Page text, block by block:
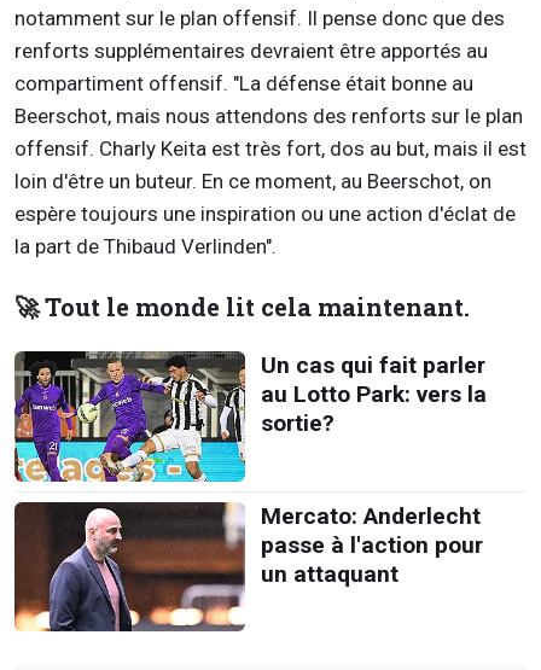
notamment sur le plan offensif. Il pense donc que des
renforts supplémentaires devraient être apportés au
compartiment offensif. "La défense était bonne au
Beerschot, mais nous attendons des renforts sur le plan
offensif. Charly Keita est très fort, dos au but, mais il est
loin d'être un buteur. En ce moment, au Beerschot, on
espère toujours une inspiration ou une action d'éclat de
la part de Thibaud Verlinden".
🚀 Tout le monde lit cela maintenant.
Un cas qui fait parler
au Lotto Park: vers la
sortie?
Mercato: Anderlecht
passe à l'action pour
un attaquant